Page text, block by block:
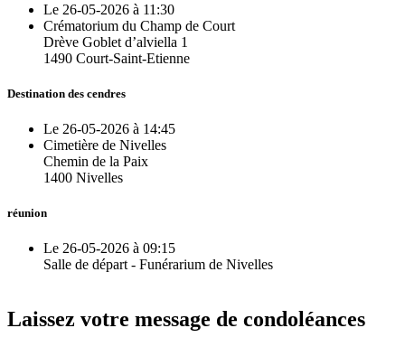
Le 26-05-2026 à 11:30
Crématorium du Champ de Court
Drève Goblet d’alviella 1
1490 Court-Saint-Etienne
Destination des cendres
Le 26-05-2026 à 14:45
Cimetière de Nivelles
Chemin de la Paix
1400 Nivelles
réunion
Le 26-05-2026 à 09:15
Salle de départ - Funérarium de Nivelles
Laissez votre message de condoléances